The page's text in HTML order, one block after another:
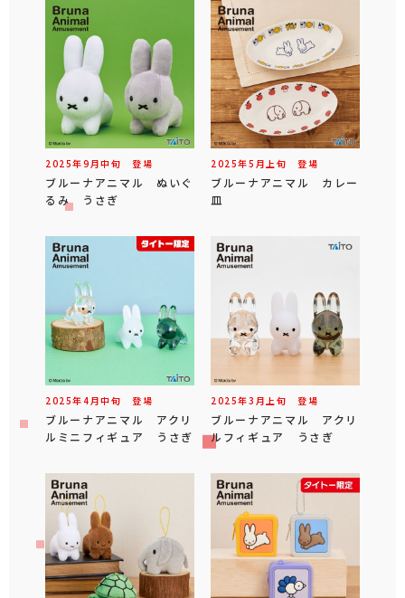
2025年9 月中旬 登場
ブルーナアニマル ぬいぐ
るみ うさぎ
2025年5 月 上旬 登場
ブルーナアニマル カレー
皿
2025年4 月中旬 登場
ブルーナアニマル アクリ
ルミニフィギュア うさぎ
2025年3 月 上旬 登場
ブルーナアニマル アクリ
ルフィギュア うさぎ